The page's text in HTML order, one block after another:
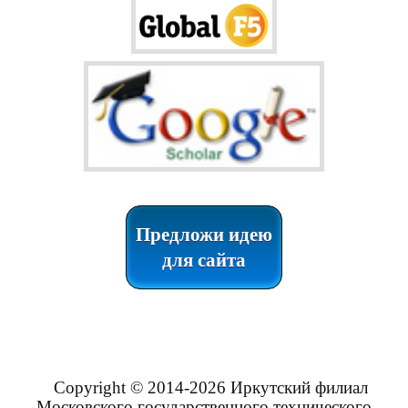
Предложи идею
для сайта
Copyright © 2014-2026 Иркутский филиал